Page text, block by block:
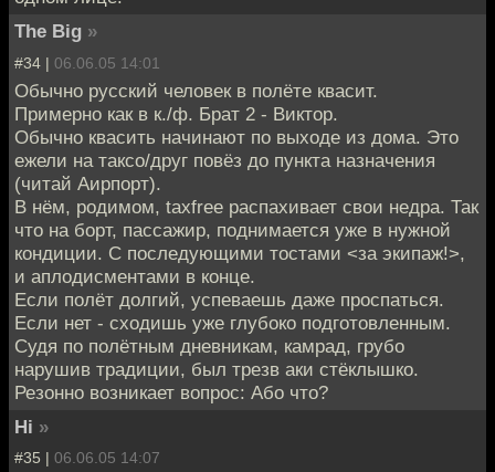
The Big »
#34 | 06.06.05 14:01
Обычно русский человек в полёте квасит.
Примерно как в к./ф. Брат 2 - Виктор.
Обычно квасить начинают по выходе из дома. Это
ежели на таксо/друг повёз до пункта назначения
(читай Аирпорт).
В нём, родимом, taxfree распахивает свои недра. Так
что на борт, пассажир, поднимается уже в нужной
кондиции. С последующими тостами <за экипаж!>,
и аплодисментами в конце.
Если полёт долгий, успеваешь даже проспаться.
Если нет - сходишь уже глубоко подготовленным.
Судя по полётным дневникам, камрад, грубо
нарушив традиции, был трезв аки стёклышко.
Резонно возникает вопрос: Або что?
Hi »
#35 | 06.06.05 14:07